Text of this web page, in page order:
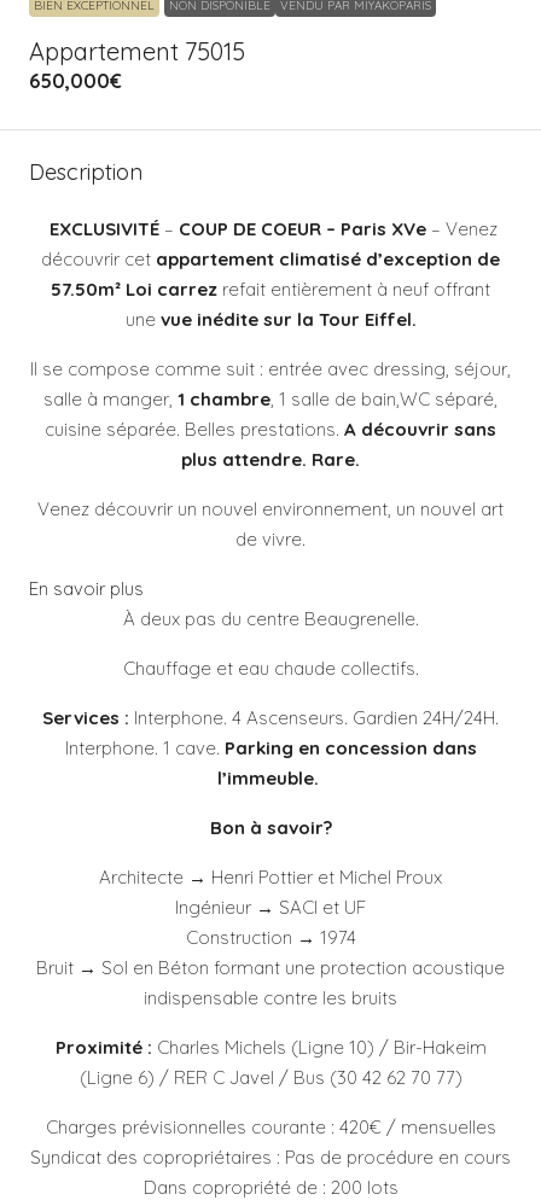
BIEN EXCEPTIONNEL NON DISPONIBLE VENDU PAR MIYAKOPARIS
Appartement 75015
650,000€
Description
EXCLUSIVITÉ – COUP DE COEUR – Paris XVe– Venez
découvrir cet appartement climatisé d’exception de
57.50m² Loi carrez refait entièrement à neuf offrant
une vue inédite sur la Tour Eiffel.
Il se compose comme suit : entrée avec dressing, séjour,
salle à manger, 1 chambre , 1 salle de bain,WC séparé,
cuisine séparée. Belles prestations. A découvrir sans
plus attendre. Rare.
Venez découvrir un nouvel environnement, un nouvel art
de vivre.
En savoir plus
À deux pas du centre Beaugrenelle.
Chauffage et eau chaude collectifs.
Services : Interphone. 4 Ascenseurs. Gardien 24H/24H.
Interphone. 1 cave. Parking en concession dans
l’immeuble.
Bon à savoir?
Architecte → Henri Pottier et Michel Proux
Ingénieur → SACI et UF
Construction → 1974
Bruit → Sol en Béton formant une protection acoustique
indispensable contre les bruits
Proximité : Charles Michels (Ligne 10) / Bir-Hakeim
(Ligne 6) / RER C Javel / Bus (30 42 62 70 77)
Charges prévisionnelles courante : 420€ / mensuelles
Syndicat des copropriétaires : Pas de procédure en cours
Dans copropriété de : 200 lots